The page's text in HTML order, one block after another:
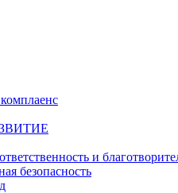
и
безопасность